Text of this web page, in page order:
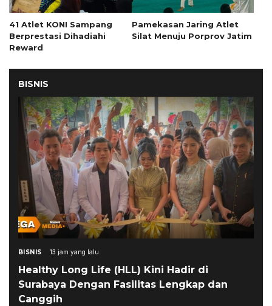
41 Atlet KONI Sampang
Berprestasi Dihadiahi
Reward
Pamekasan Jaring Atlet
Silat Menuju Porprov Jatim
BISNIS
BISNIS 13 jam yang lalu
Healthy Long Life (HLL) Kini Hadir di
Surabaya Dengan Fasilitas Lengkap dan
Canggih